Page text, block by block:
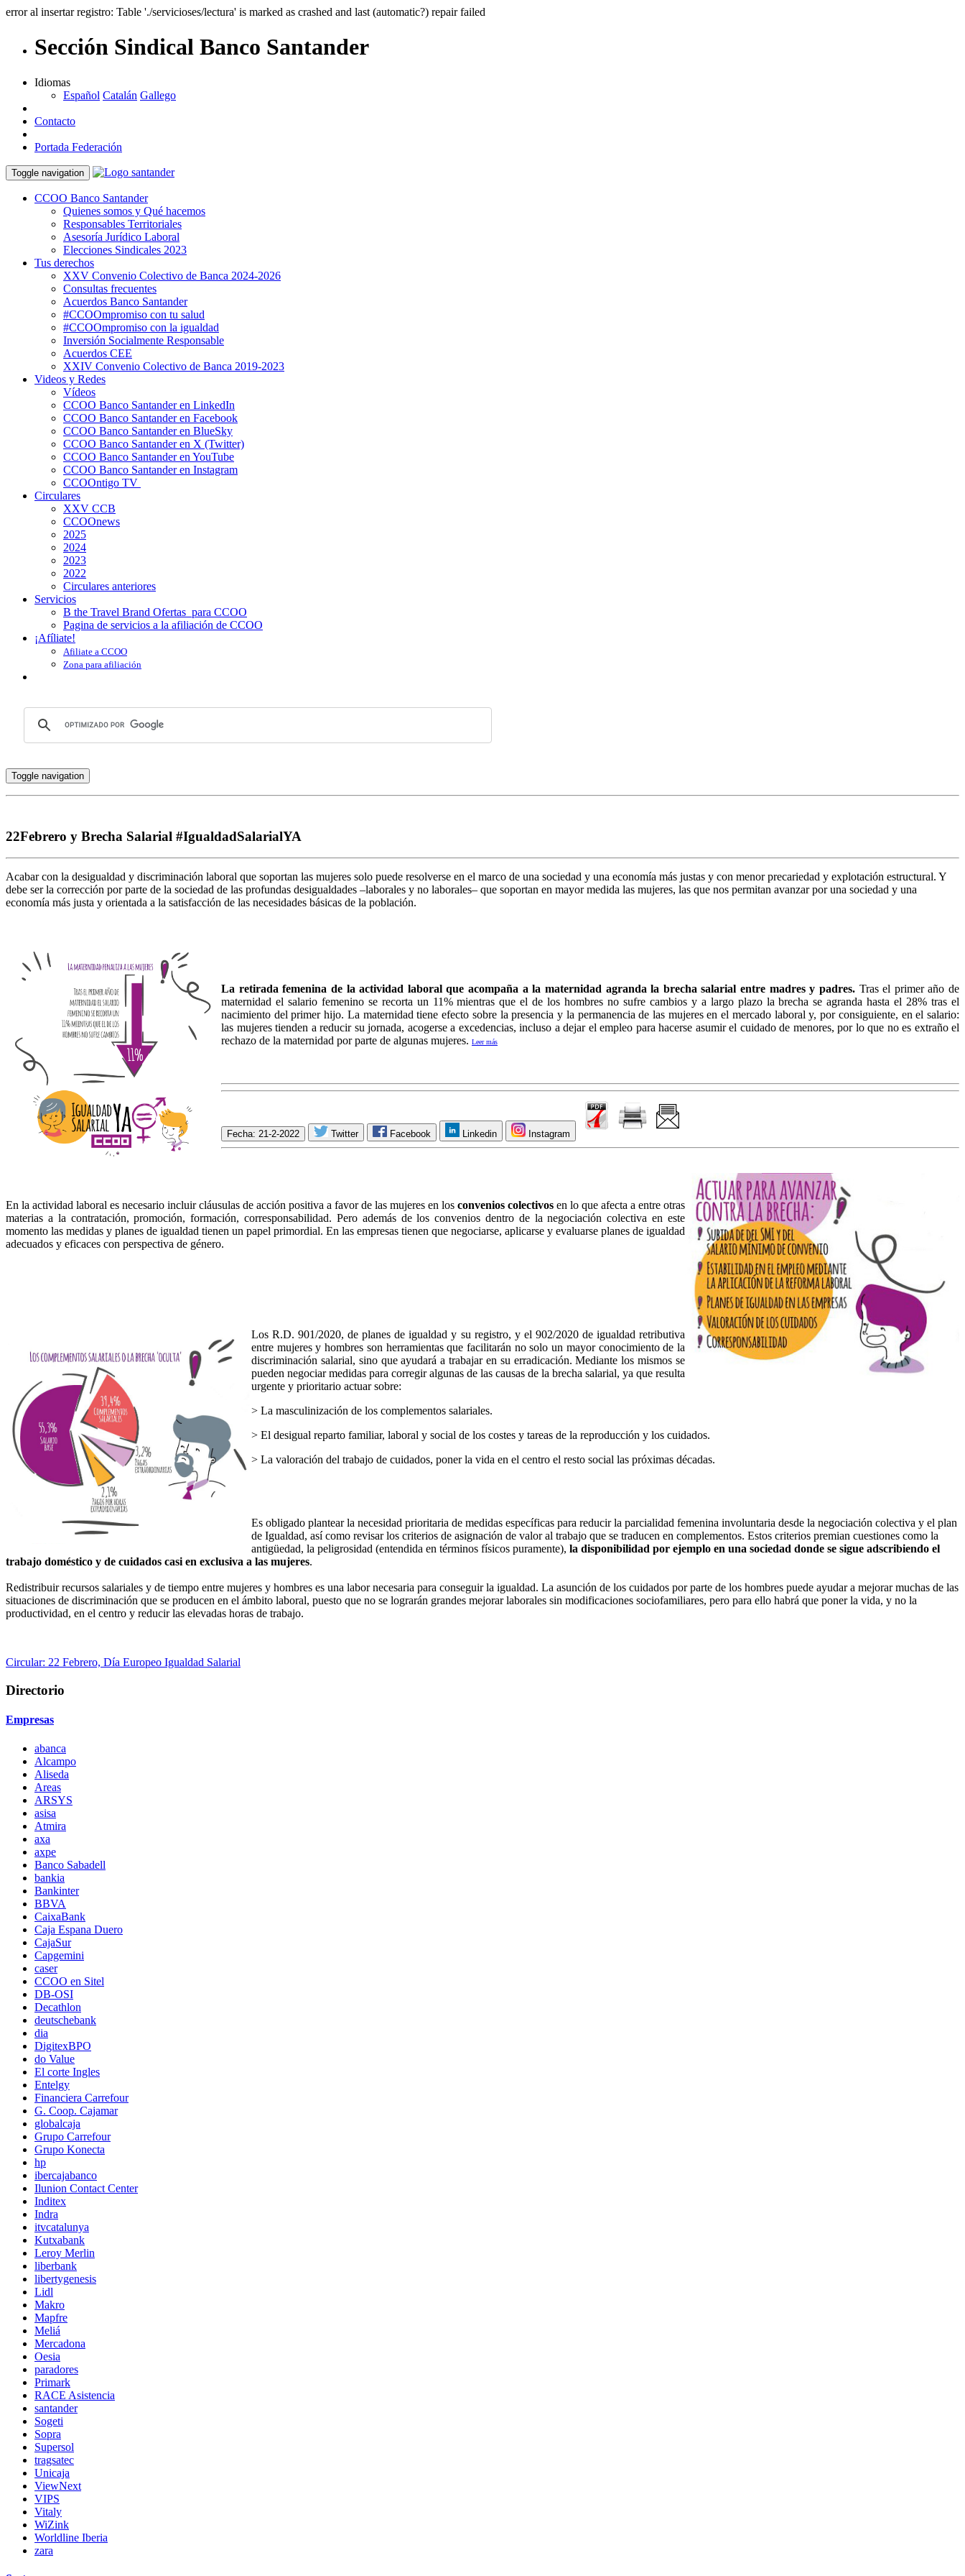
error al insertar registro: Table './servicioses/lectura' is marked as crashed and last (automatic?) repair failed
Sección Sindical Banco Santander
Idiomas
Español Catalán Gallego
Contacto
Portada Federación
Toggle navigation
CCOO Banco Santander
Quienes somos y Qué hacemos
Responsables Territoriales
Asesoría Jurídico Laboral
Elecciones Sindicales 2023
Tus derechos
XXV Convenio Colectivo de Banca 2024-2026
Consultas frecuentes
Acuerdos Banco Santander
#CCOOmpromiso con tu salud
#CCOOmpromiso con la igualdad
Inversión Socialmente Responsable
Acuerdos CEE
XXIV Convenio Colectivo de Banca 2019-2023
Videos y Redes
Vídeos
CCOO Banco Santander en LinkedIn
CCOO Banco Santander en Facebook
CCOO Banco Santander en BlueSky
CCOO Banco Santander en X (Twitter)
CCOO Banco Santander en YouTube
CCOO Banco Santander en Instagram
CCOOntigo TV
Circulares
XXV CCB
CCOOnews
2025
2024
2023
2022
Circulares anteriores
Servicios
B the Travel Brand Ofertas para CCOO
Pagina de servicios a la afiliación de CCOO
¡Afíliate!
Afiliate a CCOO
Zona para afiliación
Toggle navigation
22Febrero y Brecha Salarial #IgualdadSalarialYA
Acabar con la desigualdad y discriminación laboral que soportan las mujeres solo puede resolverse en el marco de una sociedad y una economía más justas y con menor precariedad y explotación estructural. Y
debe ser la corrección por parte de la sociedad de las profundas desigualdades –laborales y no laborales– que soportan en mayor medida las mujeres, las que nos permitan avanzar por una sociedad y una
economía más justa y orientada a la satisfacción de las necesidades básicas de la población.
La retirada femenina de la actividad laboral que acompaña a la maternidad agranda la brecha salarial entre madres y padres.Tras el primer año de
maternidad el salario femenino se recorta un 11% mientras que el de los hombres no sufre cambios y a largo plazo la brecha se agranda hasta el 28% tras el
nacimiento del primer hijo. La maternidad tiene efecto sobre la presencia y la permanencia de las mujeres en el mercado laboral y, por consiguiente, en el salario:
las mujeres tienden a reducir su jornada, acogerse a excedencias, incluso a dejar el empleo para hacerse asumir el cuidado de menores, por lo que no es extraño el
rechazo de la maternidad por parte de algunas mujeres. Leer más
Fecha: 21-2-2022 Twitter Facebook Linkedin Instagram
En la actividad laboral es necesario incluir cláusulas de acción positiva a favor de las mujeres en los convenios colectivos en lo que afecta a entre otras
materias a la contratación, promoción, formación, corresponsabilidad. Pero además de los convenios dentro de la negociación colectiva en este
momento las medidas y planes de igualdad tienen un papel primordial. En las empresas tienen que negociarse, aplicarse y evaluarse planes de igualdad
adecuados y eficaces con perspectiva de género.
Los R.D. 901/2020, de planes de igualdad y su registro, y el 902/2020 de igualdad retributiva
entre mujeres y hombres son herramientas que facilitarán no solo un mayor conocimiento de la
discriminación salarial, sino que ayudará a trabajar en su erradicación. Mediante los mismos se
pueden negociar medidas para corregir algunas de las causas de la brecha salarial, ya que resulta
urgente y prioritario actuar sobre:
> La masculinización de los complementos salariales.
> El desigual reparto familiar, laboral y social de los costes y tareas de la reproducción y los cuidados.
> La valoración del trabajo de cuidados, poner la vida en el centro el resto social las próximas décadas.
Es obligado plantear la necesidad prioritaria de medidas específicas para reducir la parcialidad femenina involuntaria desde la negociación colectiva y el plan
de Igualdad, así como revisar los criterios de asignación de valor al trabajo que se traducen en complementos. Estos criterios premian cuestiones como la
antigüedad, la peligrosidad (entendida en términos físicos puramente), la disponibilidad por ejemplo en una sociedad donde se sigue adscribiendo el
trabajo doméstico y de cuidados casi en exclusiva a las mujeres.
Redistribuir recursos salariales y de tiempo entre mujeres y hombres es una labor necesaria para conseguir la igualdad. La asunción de los cuidados por parte de los hombres puede ayudar a mejorar muchas de las
situaciones de discriminación que se producen en el ámbito laboral, puesto que no se lograrán grandes mejorar laborales sin modificaciones sociofamiliares, pero para ello habrá que poner la vida, y no la
productividad, en el centro y reducir las elevadas horas de trabajo.
Circular: 22 Febrero, Día Europeo Igualdad Salarial
Directorio
Empresas
abanca
Alcampo
Aliseda
Areas
ARSYS
asisa
Atmira
axa
axpe
Banco Sabadell
bankia
Bankinter
BBVA
CaixaBank
Caja Espana Duero
CajaSur
Capgemini
caser
CCOO en Sitel
DB-OSI
Decathlon
deutschebank
dia
DigitexBPO
do Value
El corte Ingles
Entelgy
Financiera Carrefour
G. Coop. Cajamar
globalcaja
Grupo Carrefour
Grupo Konecta
hp
ibercajabanco
Ilunion Contact Center
Inditex
Indra
itvcatalunya
Kutxabank
Leroy Merlin
liberbank
libertygenesis
Lidl
Makro
Mapfre
Meliá
Mercadona
Oesia
paradores
Primark
RACE Asistencia
santander
Sogeti
Sopra
Supersol
tragsatec
Unicaja
ViewNext
VIPS
Vitaly
WiZink
Worldline Iberia
zara